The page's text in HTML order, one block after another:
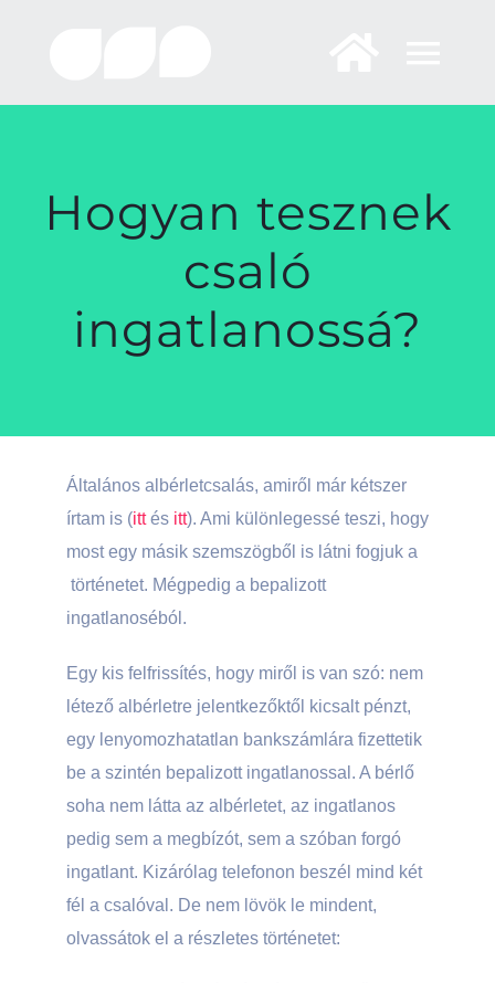
Hogyan tesznek
csaló
ingatlanossá?
Általános albérletcsalás, amiről már kétszer
írtam is (ittés itt). Ami különlegessé teszi, hogy
most egy másik szemszögből is látni fogjuk a
történetet. Mégpedig a bepalizott
ingatlanoséból.
Egy kis felfrissítés, hogy miről is van szó: nem
létező albérletre jelentkezőktől kicsalt pénzt,
egy lenyomozhatatlan bankszámlára fizettetik
be a szintén bepalizott ingatlanossal. A bérlő
soha nem látta az albérletet, az ingatlanos
pedig sem a megbízót, sem a szóban forgó
ingatlant. Kizárólag telefonon beszél mind két
fél a csalóval. De nem lövök le mindent,
olvassátok el a részletes történetet: